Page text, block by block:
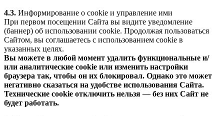
4.3. Информирование о cookie и управление ими
При первом посещении Сайта вы видите уведомление
(баннер) об использовании cookie. Продолжая пользоваться
Сайтом, вы соглашаетесь с использованием cookie в
указанных целях.
Вы можете в любой момент удалить функциональные и/
или аналитические cookie или изменить настройки
браузера так, чтобы он их блокировал. Однако это может
негативно сказаться на удобстве использования Сайта.
Технические cookie отключить нельзя — без них Сайт не
будет работать.